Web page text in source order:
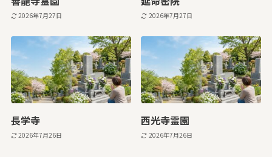
2026年7月27日 2026年7月27日
長学寺
2026年7月26日
西光寺霊園
2026年7月26日